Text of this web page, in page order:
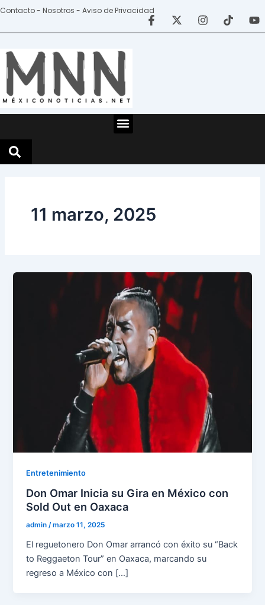
Ir
contenido
Contacto - Nosotros - Aviso de Privacidad
Menu
11 marzo, 2025
Entretenimiento
Don Omar Inicia su Gira en México con
Sold Out en Oaxaca
admin/marzo 11, 2025
El reguetonero Don Omar arrancó con éxito su “Back
to Reggaeton Tour” en Oaxaca, marcando su
regreso a México con […]